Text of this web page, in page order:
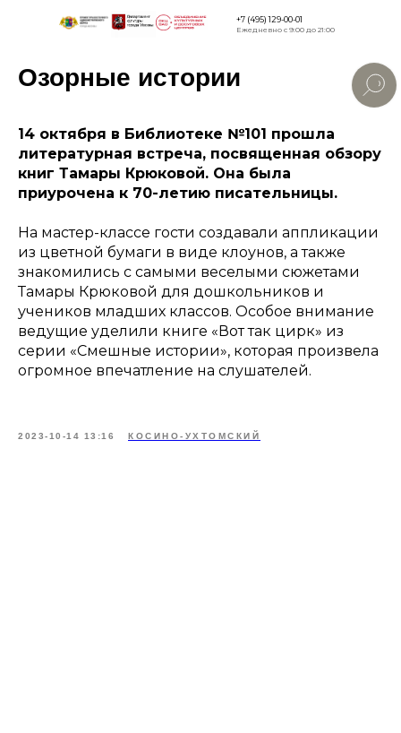
Версия для
+7 (495) 129-00-01
Ежедневно с 9:00 до 21:00
Озорные истории
14 октября в Библиотеке №101 прошла
литературная встреча, посвященная обзору
книг Тамары Крюковой. Она была
приурочена к 70-летию писательницы.
На мастер-классе гости создавали аппликации
из цветной бумаги в виде клоунов, а также
знакомились с самыми веселыми сюжетами
Тамары Крюковой для дошкольников и
учеников младших классов. Особое внимание
ведущие уделили книге «Вот так цирк» из
серии «Смешные истории», которая произвела
огромное впечатление на слушателей.
2023-10-14 13:16 КОСИНО-УХТОМСКИЙ